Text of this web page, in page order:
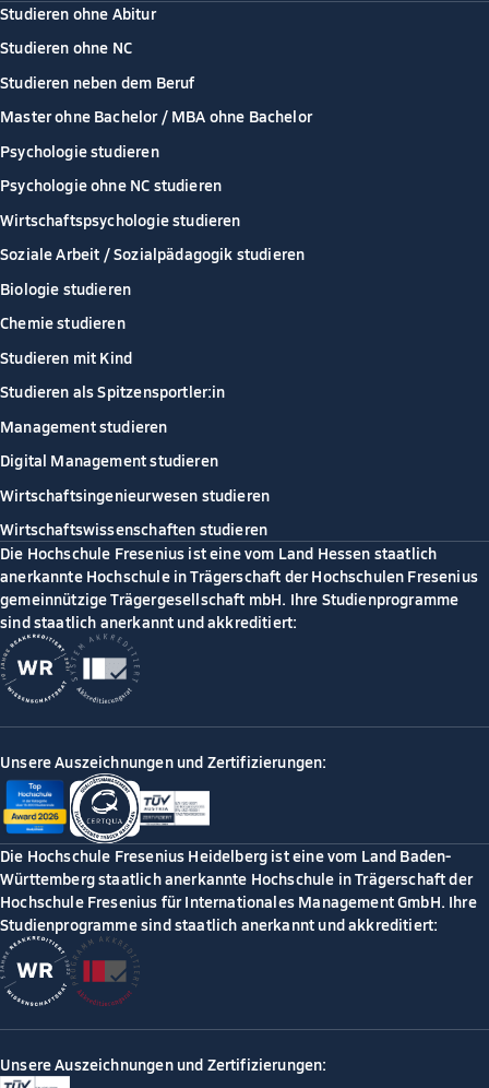
Studieren ohne Abitur
Studieren ohne NC
Studieren neben dem Beruf
Master ohne Bachelor / MBA ohne Bachelor
Psychologie studieren
Psychologie ohne NC studieren
Wirtschaftspsychologie studieren
Soziale Arbeit / Sozialpädagogik studieren
Biologie studieren
Chemie studieren
Studieren mit Kind
Studieren als Spitzensportler:in
Management studieren
Digital Management studieren
Wirtschaftsingenieurwesen studieren
Wirtschaftswissenschaften studieren
Die Hochschule Fresenius ist eine vom Land Hessen staatlich
anerkannte Hochschule in Trägerschaft der Hochschulen Fresenius
gemeinnützige Trägergesellschaft mbH. Ihre Studienprogramme
sind staatlich anerkannt und akkreditiert:
Unsere Auszeichnungen und Zertifizierungen:
Die Hochschule Fresenius Heidelberg ist eine vom Land Baden-
Württemberg staatlich anerkannte Hochschule in Trägerschaft der
Hochschule Fresenius für Internationales Management GmbH. Ihre
Studienprogramme sind staatlich anerkannt und akkreditiert:
Unsere Auszeichnungen und Zertifizierungen: